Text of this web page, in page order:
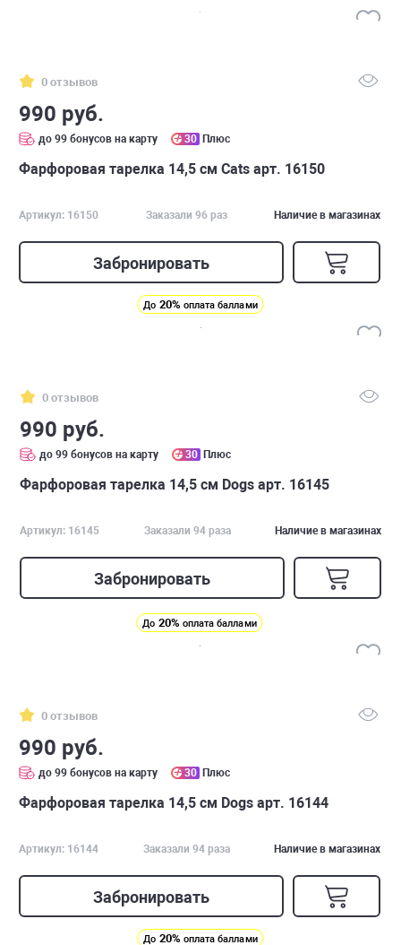
0 отзывов
990 руб.
до 99 бонусов на карту 30 Плюс
Фарфоровая тарелка 14,5 см Cats арт. 16150
Артикул: 16150 Заказали 96 раз Наличие в магазинах
Забронировать
До 20% оплата баллами
0 отзывов
990 руб.
до 99 бонусов на карту 30 Плюс
Фарфоровая тарелка 14,5 см Dogs арт. 16145
Артикул: 16145 Заказали 94 раза Наличие в магазинах
Забронировать
До 20% оплата баллами
0 отзывов
990 руб.
до 99 бонусов на карту 30 Плюс
Фарфоровая тарелка 14,5 см Dogs арт. 16144
Артикул: 16144 Заказали 94 раза Наличие в магазинах
Забронировать
До 20% оплата баллами